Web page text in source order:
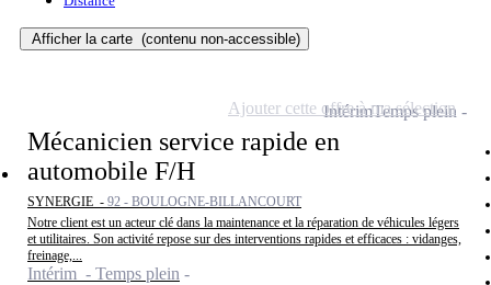
Afficher la carte (contenu non-accessible)
Mécanicien service rapide en
automobile F/H
SYNERGIE - 92 - BOULOGNE-BILLANCOURT
Notre client est un acteur clé dans la maintenance et la réparation de véhicules légers
et utilitaires. Son activité repose sur des interventions rapides et efficaces : vidanges,
freinage,...
Intérim - Temps plein
IntérimTemps plein
Ajouter cette offre à ma sélection